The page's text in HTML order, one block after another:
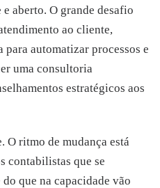
aberto. O grande desafio
ao cliente,
automatizar processos e
uma consultoria
estratégicos aos
O ritmo de mudança está
contabilistas que se
que na capacidade vão